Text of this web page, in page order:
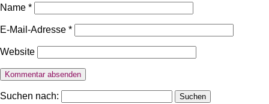
Name *
E-Mail-Adresse *
Website
Suchen nach: